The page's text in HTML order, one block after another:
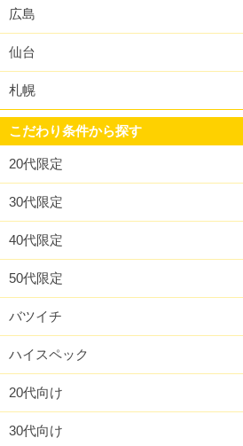
広島
仙台
札幌
こだわり条件から探す
20代限定
30代限定
40代限定
50代限定
バツイチ
ハイスペック
20代向け
30代向け